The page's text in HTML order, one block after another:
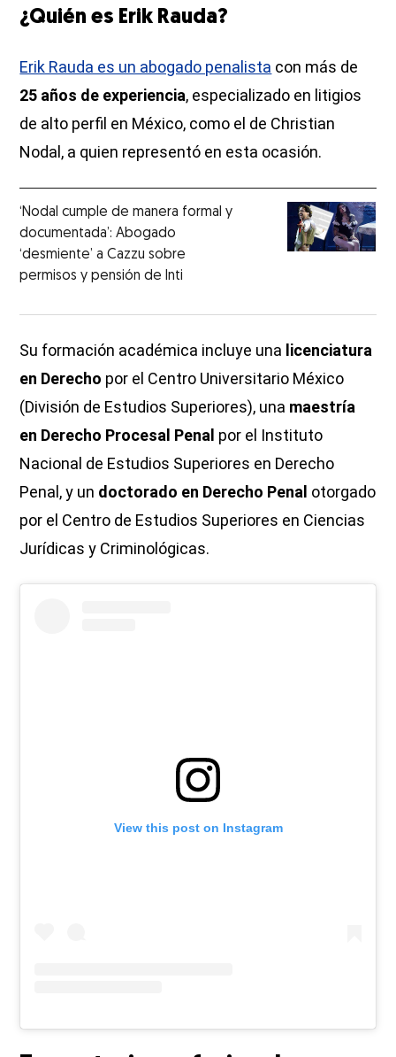
¿Quién es Erik Rauda?
Erik Rauda es un abogado penalista con más de
25 años de experiencia, especializado en litigios
de alto perfil en México, como el de Christian
Nodal, a quien representó en esta ocasión.
‘Nodal cumple de manera formal y
documentada’: Abogado
‘desmiente’ a Cazzu sobre
permisos y pensión de Inti
Su formación académica incluye una licenciatura
en Derecho por el Centro Universitario México
(División de Estudios Superiores), una maestría
en Derecho Procesal Penal por el Instituto
Nacional de Estudios Superiores en Derecho
Penal, y un doctorado en Derecho Penal otorgado
por el Centro de Estudios Superiores en Ciencias
Jurídicas y Criminológicas.
View this post on Instagram